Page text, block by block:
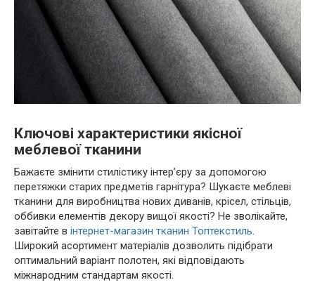
Ключові характеристики якісної
меблевої тканини
Бажаєте змінити стилістику інтер’єру за допомогою
перетяжки старих предметів гарнітура? Шукаєте меблеві
тканини для виробництва нових диванів, крісел, стільців,
оббивки елементів декору вищої якості? Не зволікайте,
завітайте в інтернет-магазин тканин Топтекстиль.
Широкий асортимент матеріалів дозволить підібрати
оптимальний варіант полотен, які відповідають
міжнародним стандартам якості.